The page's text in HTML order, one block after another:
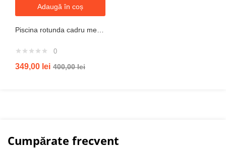
Adaugă în coș
0
349,00 lei 400,00lei
Cumpărate frecvent